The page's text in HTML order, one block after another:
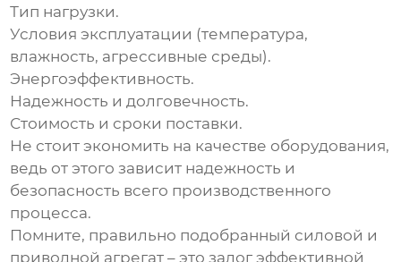
Тип нагрузки.
Условия эксплуатации (температура,
влажность, агрессивные среды).
Энергоэффективность.
Надежность и долговечность.
Стоимость и сроки поставки.
Не стоит экономить на качестве оборудования,
ведь от этого зависит надежность и
безопасность всего производственного
процесса.
Помните, правильно подобранный силовой и
приводной агрегат – это залог эффективной